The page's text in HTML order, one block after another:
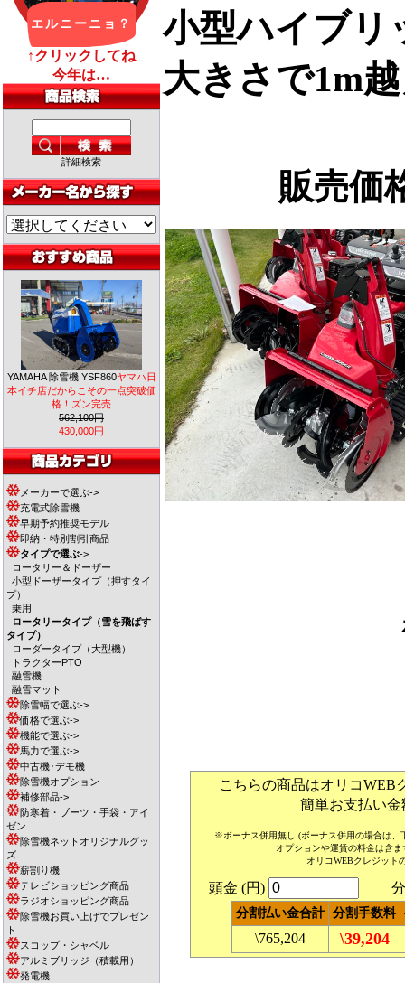
詳細検索
YAMAHA 除雪機 YSF860ヤマハ日
本イチ店だからこその一点突破価
格！ズン完売
562,100円
430,000円
メーカーで選ぶ->
充電式除雪機
早期予約推奨モデル
即納・特別割引商品
タイプで選ぶ->
ロータリー＆ドーザー
小型ドーザータイプ（押すタイ
プ）
乗用
ロータリータイプ（雪を飛ばす
タイプ）
ローダータイプ（大型機）
トラクターPTO
融雪機
融雪マット
除雪幅で選ぶ->
価格で選ぶ->
機能で選ぶ->
馬力で選ぶ->
中古機･デモ機
除雪機オプション
補修部品->
防寒着・ブーツ・手袋・アイ
ゼン
除雪機ネットオリジナルグッ
ズ
薪割り機
テレビショッピング商品
ラジオショッピング商品
除雪機お買い上げでプレゼン
ト
スコップ・シャベル
アルミブリッジ（積載用）
発電機
小型ハイブ
大きさで1m
販売
こちらの商品はオリコWEB
簡単お支払い
※ボーナス併用無し (ボーナス併用の場合は、
オプションや運賃の料金は含
オリコWEBクレジット
頭金 (円) 分
分割払い金合計 分割手数料
\765,204 \39,204